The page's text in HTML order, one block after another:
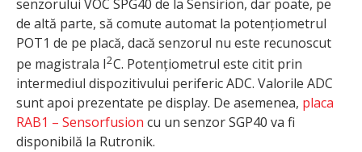
senzorului VOC SPG40 de la Sensirion, dar poate, pe
de altă parte, să comute automat la potențiometrul
POT1 de pe placă, dacă senzorul nu este recunoscut
pe magistrala I2C. Potențiometrul este citit prin
intermediul dispozitivului periferic ADC. Valorile ADC
sunt apoi prezentate pe display. De asemenea, placa
RAB1 – Sensorfusion cu un senzor SGP40 va fi
disponibilă la Rutronik.